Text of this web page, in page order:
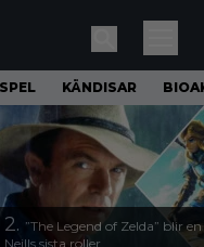
KÄNDISAR
2. ”The Legend of Zelda” blir
Neills sista roller